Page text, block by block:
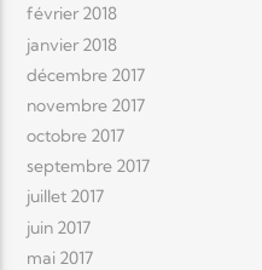
février 2018
janvier 2018
décembre 2017
novembre 2017
octobre 2017
septembre 2017
juillet 2017
juin 2017
mai 2017